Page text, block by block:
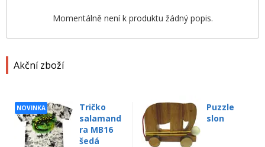
Akční zboží
NOVINKA
Tričko
salamand
ra MB16
šedá
Puzzle
slon
Momentálně není k produktu žádný popis.